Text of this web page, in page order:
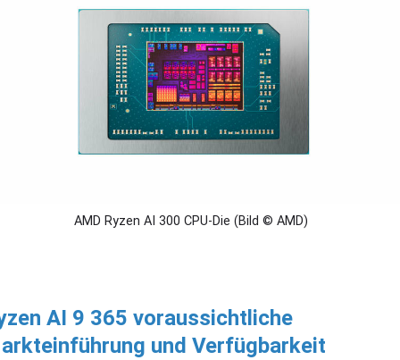
und gibt damit schon vor der offiziellen
wertvolle Einblicke. Die Strix Point APU
von AMDs neuer Architektur für Laptops und Mini-
und sorgt in der Tech-Community für viel Aufsehen.
AMD Ryzen AI 300 CPU-Die (Bild © AMD)
AI 9 365 voraussichtliche
und Verfügbarkeit